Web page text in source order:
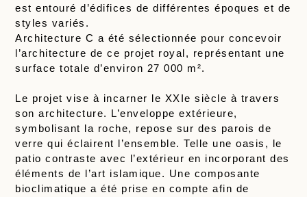
est entouré d’édifices de différentes époques et de
styles variés.
Architecture C a été sélectionnée pour concevoir
l’architecture de ce projet royal, représentant une
surface totale d’environ 27 000 m².
Le projet vise à incarner le XXIe siècle à travers
son architecture. L’enveloppe extérieure,
symbolisant la roche, repose sur des parois de
verre qui éclairent l’ensemble. Telle une oasis, le
patio contraste avec l’extérieur en incorporant des
éléments de l’art islamique. Une composante
bioclimatique a été prise en compte afin de